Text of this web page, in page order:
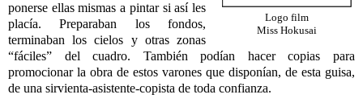
Logo film
Miss Hokusai
ponerse ellas mismas a pintar si así les
placía. Preparaban los fondos,
terminaban los cielos y otras zonas
“fáciles” del cuadro. También podían hacer copias para
promocionar la obra de estos varones que disponían, de esta guisa,
de una sirvienta-asistente-copista de toda confianza.